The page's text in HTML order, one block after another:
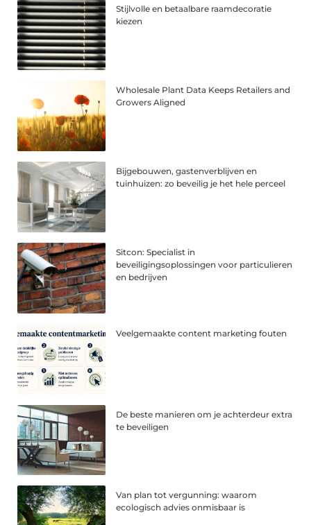
Stijlvolle en betaalbare raamdecoratie
kiezen
Wholesale Plant Data Keeps Retailers and
Growers Aligned
Bijgebouwen, gastenverblijven en
tuinhuizen: zo beveilig je het hele perceel
Sitcon: Specialist in
beveiligingsoplossingen voor particulieren
en bedrijven
Veelgemaakte content marketing fouten
De beste manieren om je achterdeur extra
te beveiligen
Van plan tot vergunning: waarom
ecologisch advies onmisbaar is